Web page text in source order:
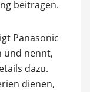
beitragen.
Panasonic
und nennt,
dazu.
dienen,